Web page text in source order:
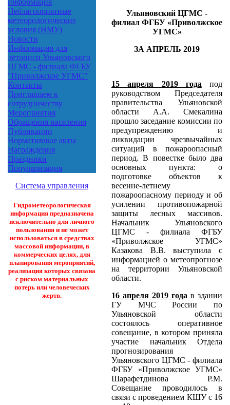
информация
Неблагоприятные
метеорологические
условия (НМУ)
Новости
Информация для
летописи Ульяновского
ЦГМС - филиала ФГБУ
"Приволжское УГМС"
Контакты
Приглашаем к
сотрудничеству
Мероприятия
Обращения населения
Публикации
Нормативные акты
Награждения
Праздники
Популяризация
Система управления
Гидрометеорологическая
информация предназначена
исключительно для личного
пользования и не может
использоваться в средствах
массовой информации, в
коммерческих целях, для
планирования мероприятий,
реализация которых связана
с риском материальных
потерь или человеческих
жертв.
Ульяновский ЦГМС -
филиал ФГБУ «Приволжское
УГМС»
ЗА АПРЕЛЬ 2019
15 апреля 2019 года под
руководством Председателя
правительства Ульяновской
области А.А. Смекалина
прошло заседание комиссии по
предупреждению и
ликвидации чрезвычайных
ситуаций в пожароопасный
период. В повестке было два
основных пункта: о
подготовке объектов к
весенне-летнему
пожароопасному периоду и об
усилении противопожарной
защиты лесных массивов.
Начальник Ульяновского
ЦГМС - филиала ФГБУ
«Приволжское УГМС»
Казакова В.В. выступила с
информацией о метеопрогнозе
на территории Ульяновской
области.
16 апреля 2019 года в здании
ГУ МЧС России по
Ульяновской области
состоялось оперативное
совещание, в котором приняла
участие начальник Отдела
прогнозирования
Ульяновского ЦГМС - филиала
ФГБУ «Приволжское УГМС»
Шарафетдинова Р.М.
Совещание проводилось в
связи с проведением КШУ с 16